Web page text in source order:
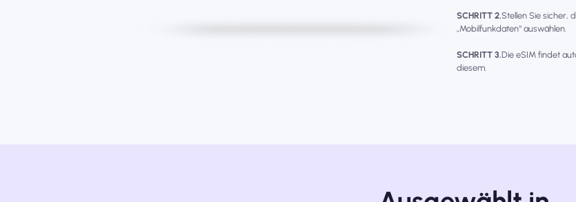
SCHRITT 2.Stellen Sie sicher,
„Mobilfunkdaten“ auswählen.
SCHRITT 3.Die eSIM findet
diesem.